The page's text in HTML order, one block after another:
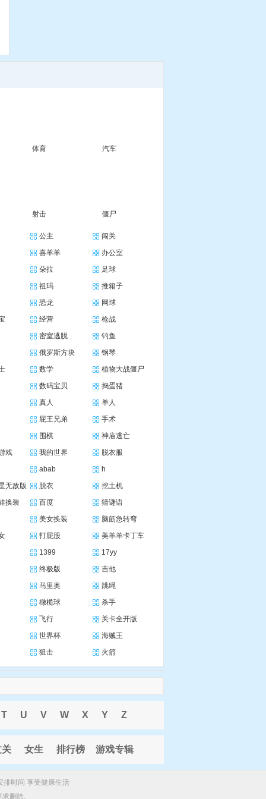
体育 汽车
射击 僵尸
公主
闯关
喜羊羊
办公室
朵拉
足球
祖玛
推箱子
恐龙
网球
经营
枪战
密室逃脱
钓鱼
俄罗斯方块
钢琴
数学
植物大战僵尸
数码宝贝
捣蛋猪
真人
单人
屁王兄弟
手术
围棋
神庙逃亡
戏
我的世界
脱衣服
abab
h
无敌版
脱衣
挖土机
换装
百度
猜谜语
美女换装
脑筋急转弯
打屁股
美羊羊卡丁车
1399
17yy
终极版
吉他
马里奥
跳绳
橄榄球
杀手
飞行
关卡全开版
世界杯
海贼王
狙击
火箭
T U V W X Y Z
关 女生 排行榜 游戏专辑
排时间 享受健康生活
删除。